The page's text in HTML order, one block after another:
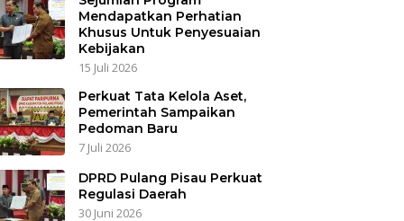
Mendapatkan Perhatian
Khusus Untuk Penyesuaian
Kebijakan
15 Juli 2026
Perkuat Tata Kelola Aset,
Pemerintah Sampaikan
Pedoman Baru
7 Juli 2026
DPRD Pulang Pisau Perkuat
Regulasi Daerah
30 Juni 2026